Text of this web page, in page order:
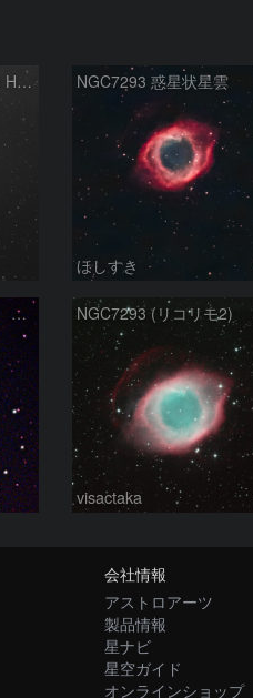
らせん状星雲 (NGC7293 Helix Nebula) NGC7293 惑星状星雲
ほしすき
NGC7293 らせん星雲 2025-10-17 NGC7293 (リコリモ2)
visactaka
会社情報
アストロアーツ
製品情報
星ナビ
星空ガイド
オンラインショップ